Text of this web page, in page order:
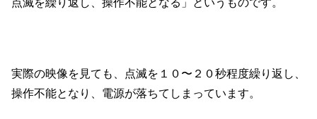
実際の映像を見ても、点滅を１０〜２０秒程度繰り返し、
操作不能となり、電源が落ちてしまっています。